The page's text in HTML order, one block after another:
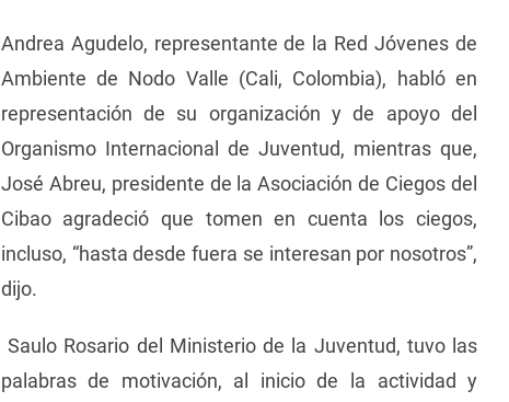
Andrea Agudelo, representante de la Red Jóvenes de
Ambiente de Nodo Valle (Cali, Colombia), habló en
representación de su organización y de apoyo del
Organismo Internacional de Juventud, mientras que,
José Abreu, presidente de la Asociación de Ciegos del
Cibao agradeció que tomen en cuenta los ciegos,
incluso, “hasta desde fuera se interesan por nosotros”,
dijo.
Saulo Rosario del Ministerio de la Juventud, tuvo las
palabras de motivación, al inicio de la actividad y